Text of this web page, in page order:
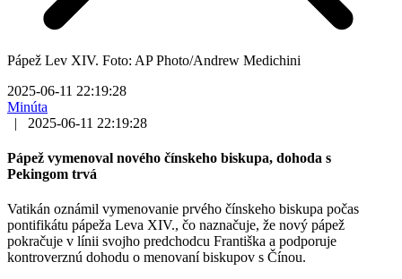
Pápež Lev XIV. Foto: AP Photo/Andrew Medichini
2025-06-11 22:19:28
Minúta
|
2025-06-11 22:19:28
Pápež vymenoval nového čínskeho biskupa, dohoda s
Pekingom trvá
Vatikán oznámil vymenovanie prvého čínskeho biskupa počas
pontifikátu pápeža Leva XIV., čo naznačuje, že nový pápež
pokračuje v línii svojho predchodcu Františka a podporuje
kontroverznú dohodu o menovaní biskupov s Čínou.